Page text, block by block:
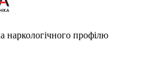
наркологічного профілю